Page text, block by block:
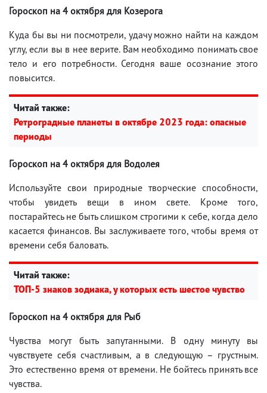
Гороскоп на 4 октября для Козерога
Куда бы вы ни посмотрели, удачу можно найти на каждом
углу, если вы в нее верите. Вам необходимо понимать свое
тело и его потребности. Сегодня ваше осознание этого
повысится.
Читай также:
Ретроградные планеты в октябре 2023 года: опасные
периоды
Гороскоп на 4 октября для Водолея
Используйте свои природные творческие способности,
чтобы увидеть вещи в ином свете. Кроме того,
постарайтесь не быть слишком строгими к себе, когда дело
касается финансов. Вы заслуживаете того, чтобы время от
времени себя баловать.
Читай также:
ТОП-5 знаков зодиака, у которых есть шестое чувство
Гороскоп на 4 октября для Рыб
Чувства могут быть запутанными. В одну минуту вы
чувствуете себя счастливым, а в следующую – грустным.
Это естественно время от времени. Не бойтесь принять все
чувства.